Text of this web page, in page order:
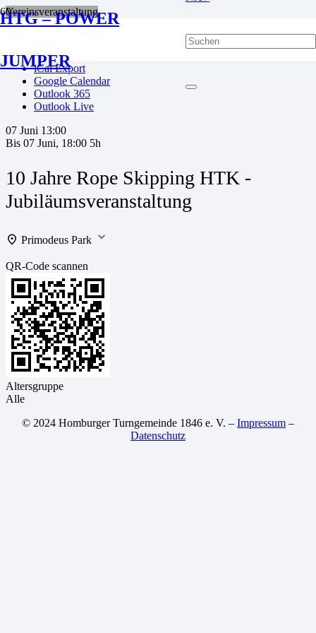
HTG – POWER
JUMPER
Vereinsveranstaltung
favorite_border
iCal Export
Google Calendar
Outlook 365
Outlook Live
07 Juni 13:00
Bis 07 Juni, 18:00 5h
10 Jahre Rope Skipping HTK -
Jubiläumsveranstaltung
Primodeus Park
QR-Code scannen
Altersgruppe
Alle
© 2024 Homburger Turngemeinde 1846 e. V. – Impressum –
Datenschutz